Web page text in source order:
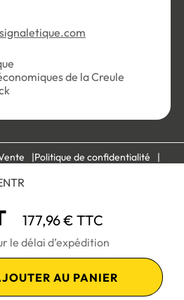
177,96 € TTC
le délai d’expédition
AU PANIER
de la Creule
Politique de confidentialité
100% sécurisé :
aux professionnels